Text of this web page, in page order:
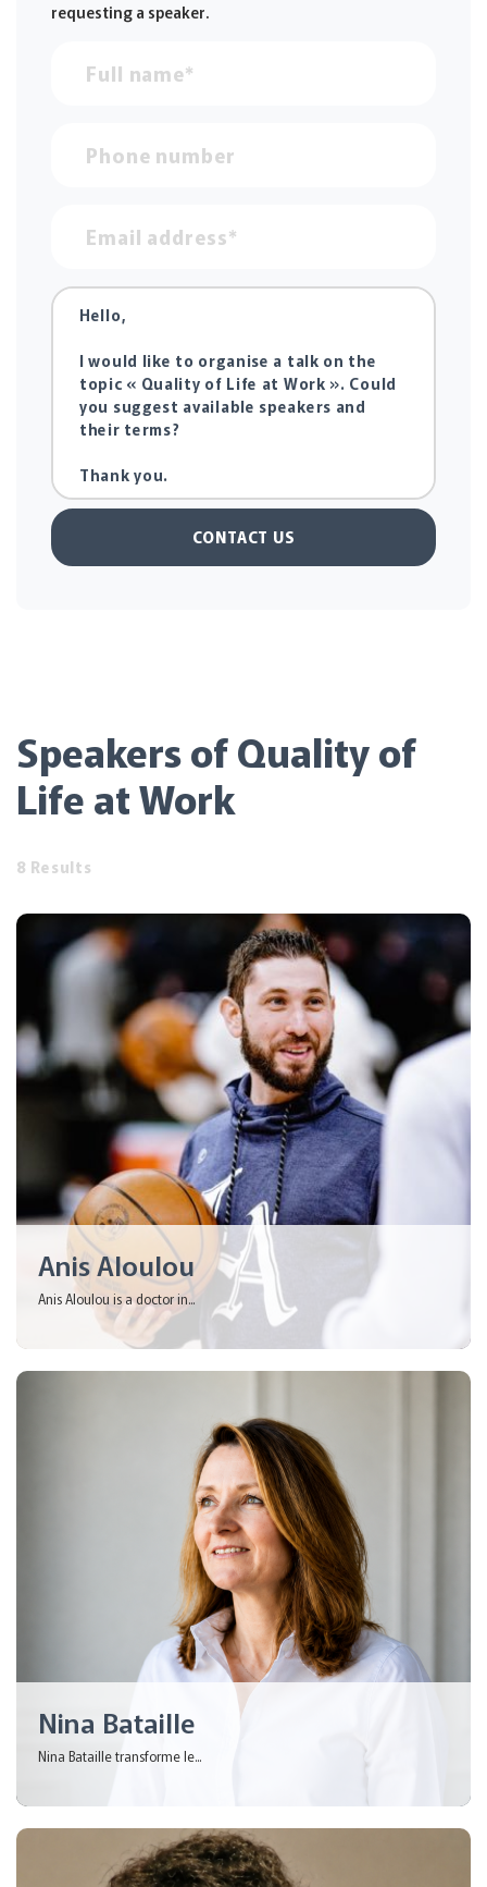
requesting a speaker.
CONTACT US
Speakers of Quality of
Life at Work
8 Results
Anis Aloulou
Anis Aloulou is a doctor in...
Nina Bataille
Nina Bataille transforme le...